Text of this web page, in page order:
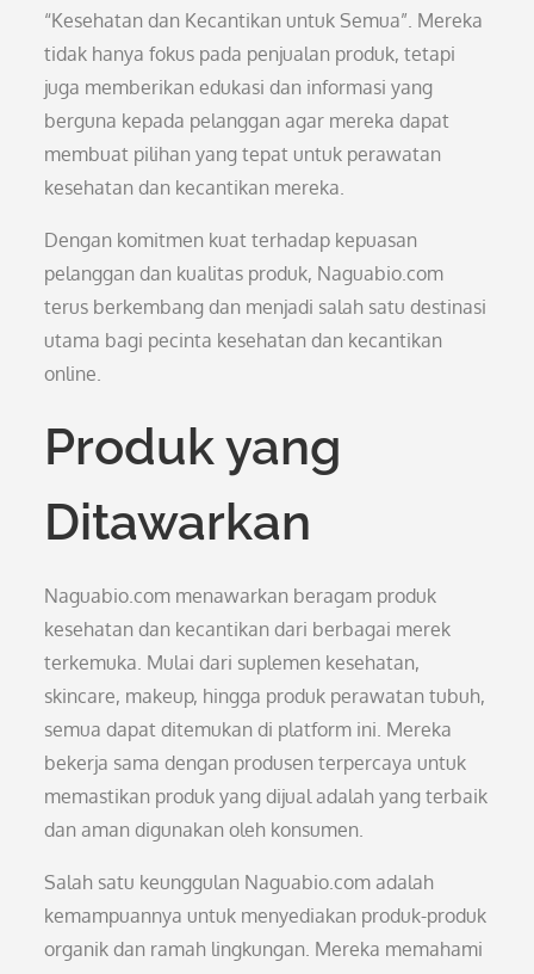
“Kesehatan dan Kecantikan untuk Semua”. Mereka
tidak hanya fokus pada penjualan produk, tetapi
juga memberikan edukasi dan informasi yang
berguna kepada pelanggan agar mereka dapat
membuat pilihan yang tepat untuk perawatan
kesehatan dan kecantikan mereka.
Dengan komitmen kuat terhadap kepuasan
pelanggan dan kualitas produk, Naguabio.com
terus berkembang dan menjadi salah satu destinasi
utama bagi pecinta kesehatan dan kecantikan
online.
Produk yang
Ditawarkan
Naguabio.com menawarkan beragam produk
kesehatan dan kecantikan dari berbagai merek
terkemuka. Mulai dari suplemen kesehatan,
skincare, makeup, hingga produk perawatan tubuh,
semua dapat ditemukan di platform ini. Mereka
bekerja sama dengan produsen terpercaya untuk
memastikan produk yang dijual adalah yang terbaik
dan aman digunakan oleh konsumen.
Salah satu keunggulan Naguabio.com adalah
kemampuannya untuk menyediakan produk-produk
organik dan ramah lingkungan. Mereka memahami